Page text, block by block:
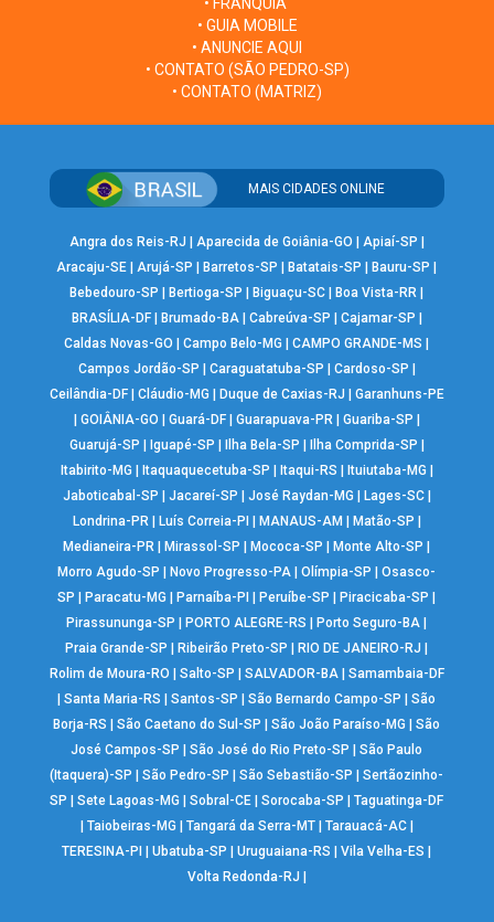
• FRANQUIA
• GUIA MOBILE
• ANUNCIE AQUI
• CONTATO (SÃO PEDRO-SP)
• CONTATO (MATRIZ)
MAIS CIDADES ONLINE
Angra dos Reis-RJ Aparecida de Goiânia-GO Apiaí-SP
Aracaju-SE |Arujá-SP Barretos-SP Batatais-SP Bauru-SP
Bebedouro-SP
Bertioga-SP Biguaçu-SC Boa Vista-RR
BRASÍLIA-DF| Brumado-BA| Cabreúva-SP Cajamar-SP
Caldas Novas-GO
|Campo Belo-MG |CAMPO GRANDE-MS
Campos Jordão-SP
Caraguatatuba-SP Cardoso-SP
Ceilândia-DF| Cláudio-MG Duque de Caxias-RJ
Garanhuns-PE
GOIÂNIA-GO Guará-DF| Guarapuava-PR| Guariba-SP
Guarujá-SP
Iguapé-SP Ilha Bela-SP Ilha Comprida-SP
Itabirito-MG
Itaquaquecetuba-SP Itaqui-RS Ituiutaba-MG
Jaboticabal-SP
Jacareí-SP José Raydan-MG Lages-SC|
Londrina-PR| Luís Correia-PI MANAUS-AM Matão-SP
Medianeira-PR
Mirassol-SP Mococa-SP Monte Alto-SP
Morro Agudo-SP
Novo Progresso-PA |Olímpia-SP |Osasco-
SP
Paracatu-MG Parnaíba-PI Peruíbe-SP Piracicaba-SP
Pirassununga-SP
PORTO ALEGRE-RS Porto Seguro-BA
Praia Grande-SP
Ribeirão Preto-SP RIO DE JANEIRO-RJ
Rolim de Moura-RO
Salto-SP SALVADOR-BA| Samambaia-DF
|Santa Maria-RS |Santos-SP |São Bernardo Campo-SP |São
Borja-RS
|São Caetano do Sul-SP |São João Paraíso-MG |São
José Campos-SP
|São José do Rio Preto-SP |São Paulo
(Itaquera)-SP
|São Pedro-SP |São Sebastião-SP |Sertãozinho-
SP
|Sete Lagoas-MG |Sobral-CE |Sorocaba-SP |Taguatinga-DF
Taiobeiras-MG Tangará da Serra-MT| Tarauacá-AC|
TERESINA-PI
|Ubatuba-SP |Uruguaiana-RS |Vila Velha-ES
Volta Redonda-RJ